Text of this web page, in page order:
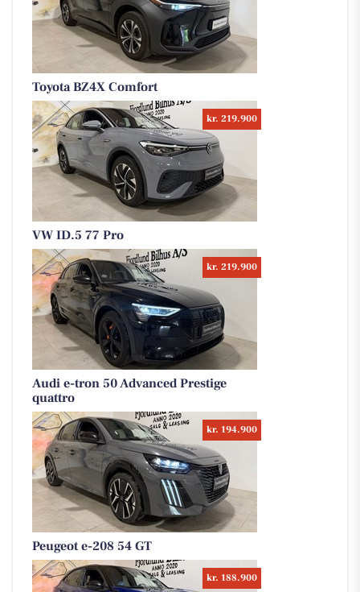
Toyota BZ4X Comfort
kr. 219.900
VW ID.5 77 Pro
kr. 219.900
Audi e-tron 50 Advanced Prestige
quattro
kr. 194.900
Peugeot e-208 54 GT
kr. 188.900